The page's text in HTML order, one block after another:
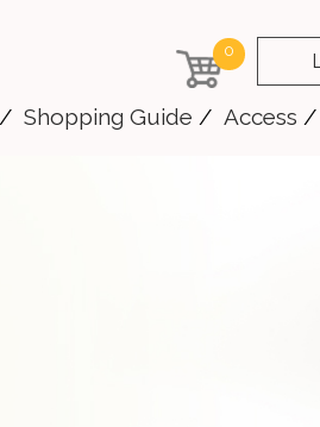
0
Shopping Guide Access